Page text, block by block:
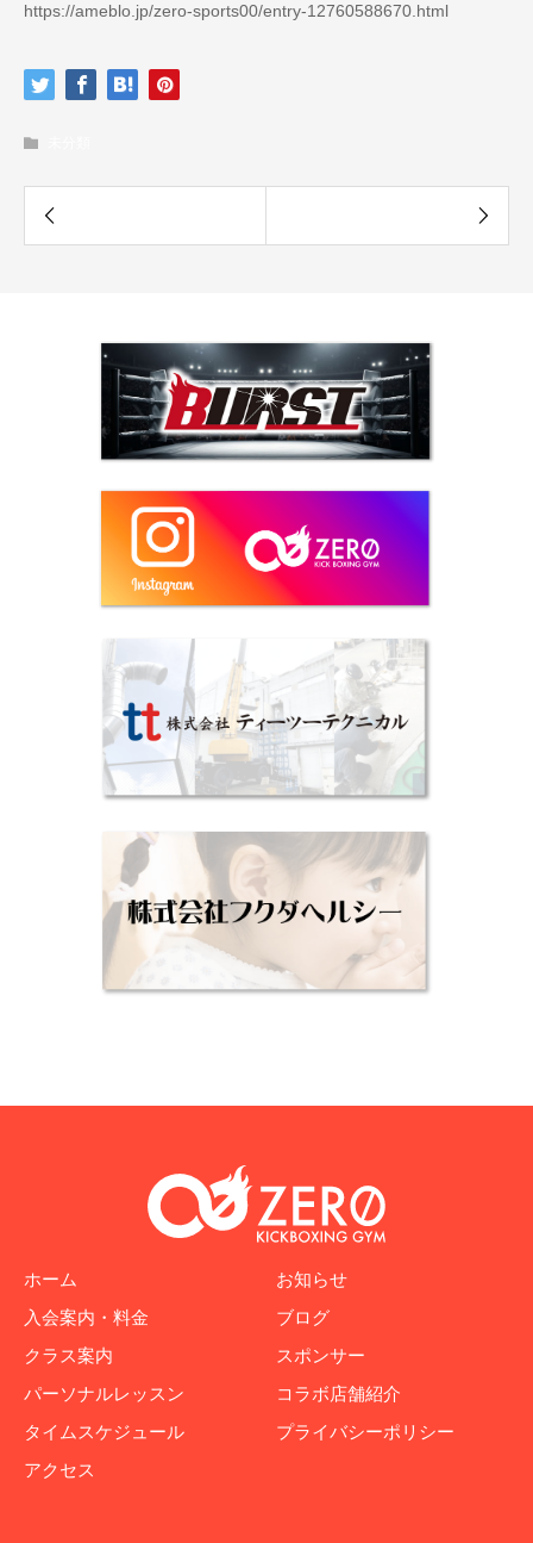
https://ameblo.jp/zero-sports00/entry-12760588670.html
ホーム
入会案内・料金
クラス案内
パーソナルレッスン
タイムスケジュール
アクセス
お知らせ
ブログ
スポンサー
コラボ店舗紹介
プライバシーポリシー